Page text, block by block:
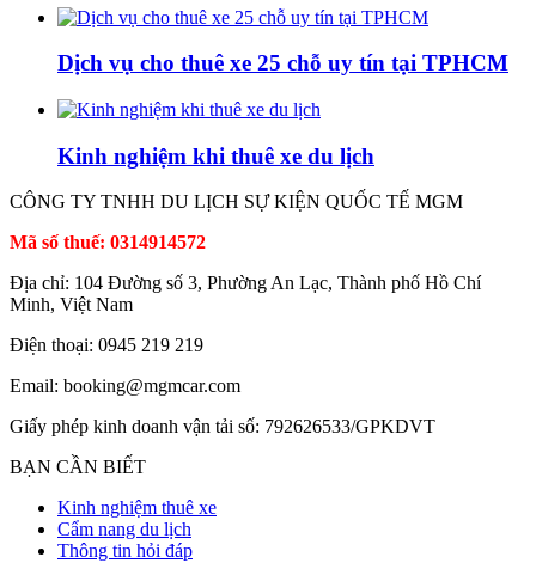
Dịch vụ cho thuê xe 25 chỗ uy tín tại TPHCM
Kinh nghiệm khi thuê xe du lịch
CÔNG TY TNHH DU LỊCH SỰ KIỆN QUỐC TẾ MGM
Mã số thuế: 0314914572
Địa chỉ: 104 Đường số 3, Phường An Lạc, Thành phố Hồ Chí
Minh, Việt Nam
Điện thoại: 0945 219 219
Email: booking@mgmcar.com
Giấy phép kinh doanh vận tải số: 792626533/GPKDVT
BẠN CẦN BIẾT
Kinh nghiệm thuê xe
Cẩm nang du lịch
Thông tin hỏi đáp